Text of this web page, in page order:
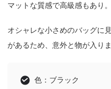
マットな質感で高級感もあり。
オシャレな小さめのバッグに
があるため、意外と物が入りま
色：ブラック